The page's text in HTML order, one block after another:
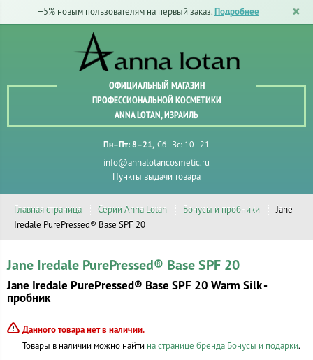
−5% новым пользователям на первый заказ. Подробнее
ОФИЦИАЛЬНЫЙ МАГАЗИН
ПРОФЕССИОНАЛЬНОЙ КОСМЕТИКИ
ANNA LOTAN, ИЗРАИЛЬ
Пн–Пт: 8–21 Сб–Вс: 10–21
info@annalotancosmetic.ru
Пункты выдачи товара
Главная страница Серии Anna Lotan Бонусы и пробники
Jane
Iredale PurePressed® Base SPF 20
Jane Iredale PurePressed® Base SPF 20
Jane Iredale PurePressed® Base SPF 20 Warm Silk -
пробник
Данного товара нет в наличии.
Товары в наличии можно найти на странице бренда Бонусы и подарки.